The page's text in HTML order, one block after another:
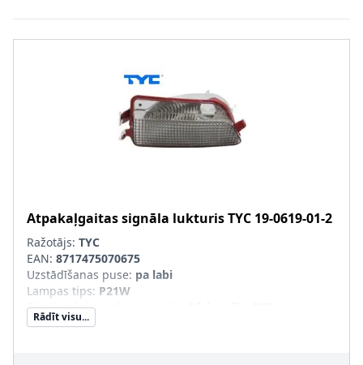
Atpakaļgaitas signāla lukturisTYC 19-0619-01-2
Ražotājs: TYC
EAN: 8717475070675
Uzstādīšanas puse: pa labi
Lampas tips: P21W
Ekspluatācijas atļaujas veids
Papildus artikuls/Papildus informācija
Rādīt visu...